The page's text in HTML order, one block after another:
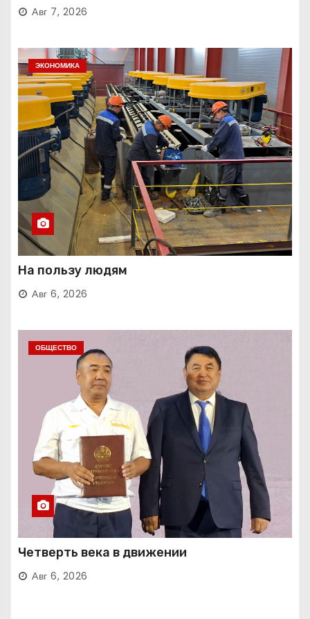
Авг 7, 2026
ЭКОНОМИКА
На пользу людям
Авг 6, 2026
ОБЩЕСТВО
Четверть века в движении
Авг 6, 2026